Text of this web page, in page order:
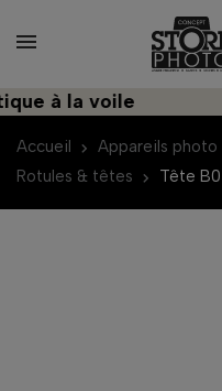
à la voile
Accueil Appareils photo
Rotules & têtes
Tête B0